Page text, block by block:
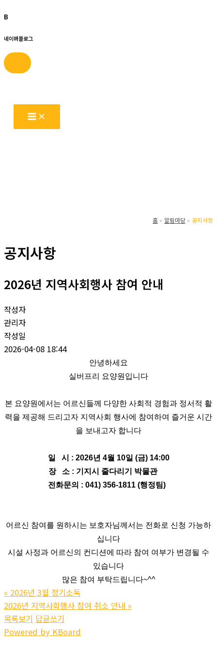
B
네이버블로그
홈 알림마당 공지사항
공지사항
2026년 지역사회행사 참여 안내
작성자
관리자
작성일
2026-04-08 18:44
안녕하세요
실버프리 요양원입니다
본 요양원에서는 어르신들께 다양한 사회적 경험과 정서적 활
력을 제공해 드리고자 지역사회 행사에 참여하여 즐거운 시간
을 보내고자 합니다
일 시 : 2026년 4월 10일 (금) 14:00
장 소 : 기지시 줄다리기 박물관
전화문의 : 041) 356-1811 (행정팀)
어르신 참여를 원하시는 보호자님께서는 전화로 신청 가능하
십니다
시설 사정과 어르신의 컨디션에 따라 참여 여부가 변경될 수
있습니다
많은 참여 부탁드립니다~^^
« 2026년 3월 정기소독
2026년 지역사회행사 참여 취소 안내 »
목록보기 답글쓰기
Powered by KBoard